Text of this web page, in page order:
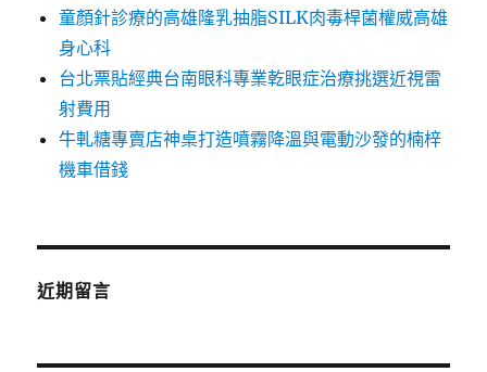
童顏針診療的高雄隆乳抽脂SILK肉毒桿菌權威高雄
身心科
台北票貼經典台南眼科專業乾眼症治療挑選近視雷
射費用
牛軋糖專賣店神桌打造噴霧降溫與電動沙發的楠梓
機車借錢
近期留言